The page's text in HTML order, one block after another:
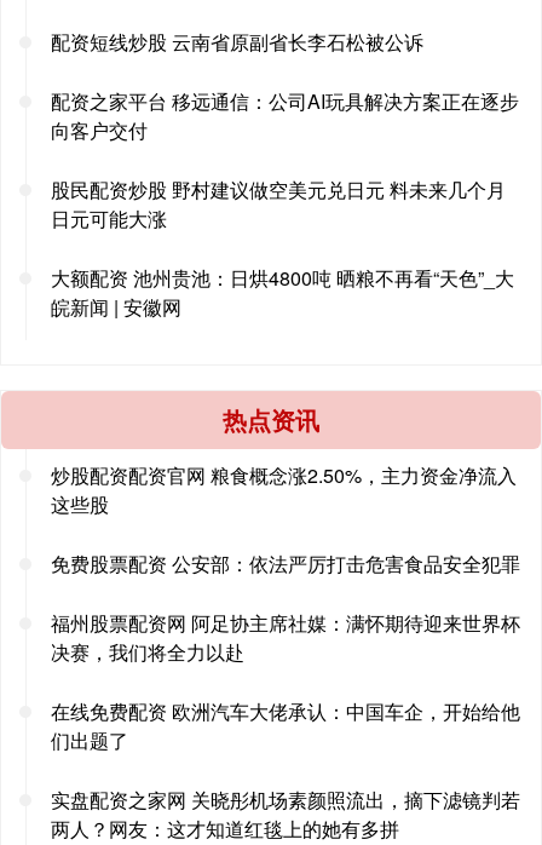
配资短线炒股 云南省原副省长李石松被公诉
配资之家平台 移远通信：公司AI玩具解决方案正在逐步
向客户交付
股民配资炒股 野村建议做空美元兑日元 料未来几个月
日元可能大涨
大额配资 池州贵池：日烘4800吨 晒粮不再看“天色”_大
皖新闻 | 安徽网
热点资讯
炒股配资配资官网 粮食概念涨2.50%，主力资金净流入
这些股
免费股票配资 公安部：依法严厉打击危害食品安全犯罪
福州股票配资网 阿足协主席社媒：满怀期待迎来世界杯
决赛，我们将全力以赴
在线免费配资 欧洲汽车大佬承认：中国车企，开始给他
们出题了
实盘配资之家网 关晓彤机场素颜照流出，摘下滤镜判若
两人？网友：这才知道红毯上的她有多拼